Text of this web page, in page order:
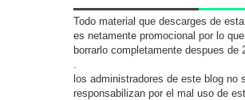
Todo material que descarges de
es netamente promocional por lo
borrarlo completamente despues de
los administradores de este blog no
responsabilizan por el mal uso de